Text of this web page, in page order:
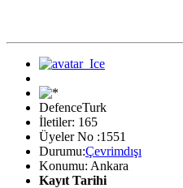
DefenceTurk
İletiler: 165
Üyeler No :1551
Durumu:Çevrimdışı
Konumu: Ankara
Kayıt Tarihi